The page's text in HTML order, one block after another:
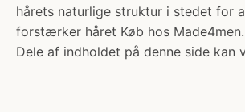
hårets naturlige struktur i stedet for
forstærker håret Køb hos Made4men.
Dele af indholdet på denne side